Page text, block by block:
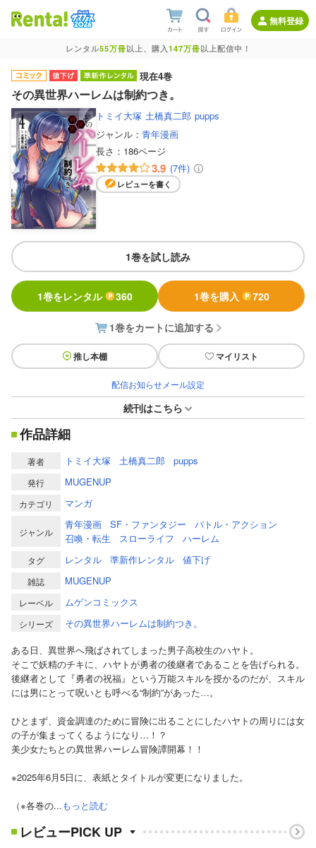
無料登録
レンタル55万冊以上、購入147万冊以上配信中！
現在4巻
その異世界ハーレムは制約つき。
トミイ大塚 土橋真二郎 pupps
ジャンル： 青年漫画
長さ： 186ページ
3.9 (7件)
レビューを書く
1巻を試し読み
1巻をレンタル 360 1巻を購入 720
1巻をカートに追加する
推し本棚 マイリスト
配信お知らせメール設定
続刊はこちら
作品詳細
著者 トミイ大塚 土橋真二郎 pupps
発行 MUGENUP
カテゴリ マンガ
ジャンル
青年漫画 SF・ファンタジー
バトル・アクション
召喚・転生
スローライフ ハーレム
タグ レンタル 準新作レンタル 値下げ
雑誌 MUGENUP
レーベル ムゲンコミックス
シリーズ
その異世界ハーレムは制約つき。
ある日、異世界へ飛ばされてしまった男子高校生のハヤト。
そこで妖精のチキに、ハヤトが勇者の後継者であることを告げられる。
後継者として『勇者の祝福』という万能スキルを授かるのだが、スキル
には男にとって呪いとも呼べる“制約”があった…。
ひとまず、資金調達のために冒険に出ることにしたハヤトの周りには女
の子が集まってくるようになり…！？
美少女たちとの異世界ハーレム冒険譚開幕！！
※2025年6月5日に、表紙とタイトルが変更になりました。
（※各巻の...もっと読む
レビューPICK UP